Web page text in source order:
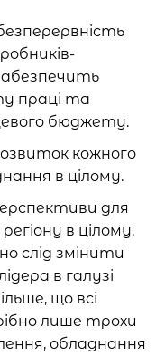
праці та
бюджету.
кожного
в цілому.
для
в цілому.
слід змінити
в галузі
що всі
лише трохи
обладнання